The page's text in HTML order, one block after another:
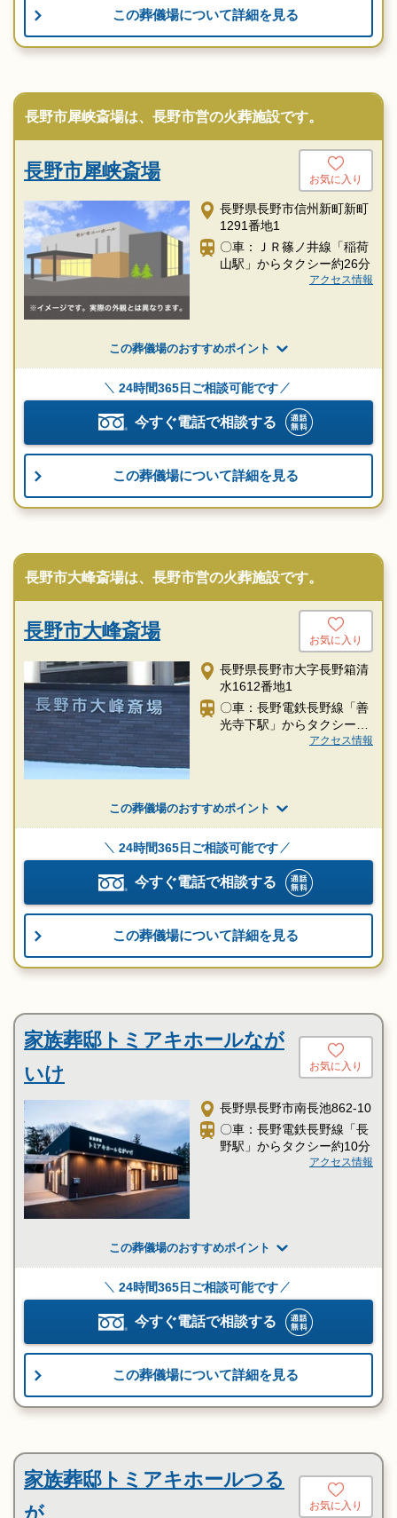
この葬儀場について詳細を見る
長野市犀峡斎場は、長野市営の火葬施設です。
長野市犀峡斎場 お気に入り
長野県長野市信州新町新町
1291番地1
〇車：ＪＲ篠ノ井線「稲荷
山駅」からタクシー約26分
アクセス情報
この葬儀場のおすすめポイント
24時間365日ご相談可能です
今すぐ電話で相談する
この葬儀場について詳細を見る
長野市大峰斎場は、長野市営の火葬施設です。
長野市大峰斎場 お気に入り
長野県長野市大字長野箱清
水1612番地1
〇車：長野電鉄長野線「善
光寺下駅」からタクシー約
アクセス情報
この葬儀場のおすすめポイント
24時間365日ご相談可能です
今すぐ電話で相談する
この葬儀場について詳細を見る
家族葬邸トミアキホールなが
いけ
お気に入り
長野県長野市南長池862-10
〇車：長野電鉄長野線「長
野駅」からタクシー約10分
アクセス情報
この葬儀場のおすすめポイント
24時間365日ご相談可能です
今すぐ電話で相談する
この葬儀場について詳細を見る
家族葬邸トミアキホールつる
が
お気に入り